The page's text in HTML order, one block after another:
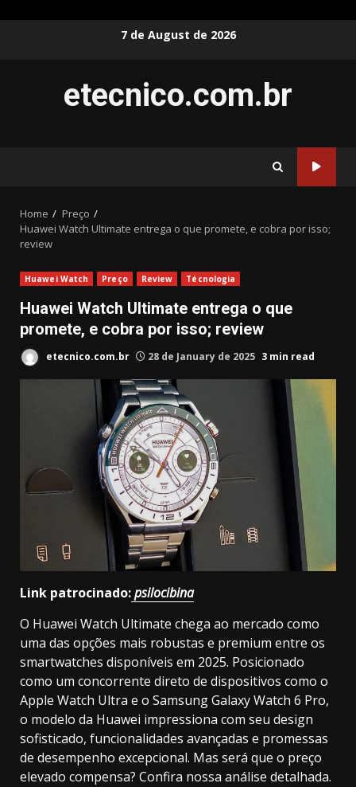
7 de August de 2026
etecnico.com.br
Home
Preço
Huawei Watch Ultimate entrega o que promete, e cobra por isso;
review
Huawei Watch Preço Review Técnologia
Huawei Watch Ultimate entrega o que
promete, e cobra por isso; review
etecnico.com.br 28 de January de 2025 3 min read
Link patrocinado:psilocibina
O Huawei Watch Ultimate chega ao mercado como
uma das opções mais robustas e premium entre os
smartwatches disponíveis em 2025. Posicionado
como um concorrente direto de dispositivos como o
Apple Watch Ultra e o Samsung Galaxy Watch 6 Pro,
o modelo da Huawei impressiona com seu design
sofisticado, funcionalidades avançadas e promessas
de desempenho excepcional. Mas será que o preço
elevado compensa? Confira nossa análise detalhada.